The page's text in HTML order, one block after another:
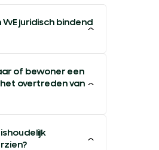
juridisch bindend
of bewoner een
overtreden van